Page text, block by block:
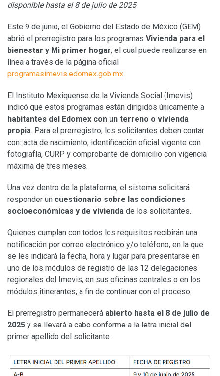
disponible hasta el 8 de julio de 2025
Este 9 de junio, el Gobierno del Estado de México (GEM)
abrió el prerregistro para los programas Vivienda para el
bienestar y Mi primer hogar, el cual puede realizarse en
línea a través de la página oficial
programasimevis.edomex.gob.mx.
El Instituto Mexiquense de la Vivienda Social (Imevis)
indicó que estos programas están dirigidos únicamente a
habitantes del Edomex con un terreno o vivienda
propia. Para el prerregistro, los solicitantes deben contar
con: acta de nacimiento, identificación oficial vigente con
fotografía, CURP y comprobante de domicilio con vigencia
máxima de tres meses.
Una vez dentro de la plataforma, el sistema solicitará
responder un cuestionario sobre las condiciones
socioeconómicas y de vivienda de los solicitantes.
Quienes cumplan con todos los requisitos recibirán una
notificación por correo electrónico y/o teléfono, en la que
se les indicará la fecha, hora y lugar para presentarse en
uno de los módulos de registro de las 12 delegaciones
regionales del Imevis, en sus oficinas centrales o en los
módulos itinerantes, a fin de continuar con el proceso.
El prerregistro permanecerá abierto hasta el 8 de julio de
2025 y se llevará a cabo conforme a la letra inicial del
primer apellido del solicitante.